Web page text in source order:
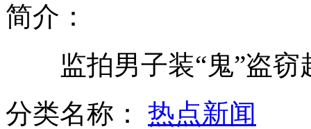
杀人鲸袭击驯兽师惊险视频公布
简介：
监拍男子装“鬼”盗窃
分类名称： 热点新闻